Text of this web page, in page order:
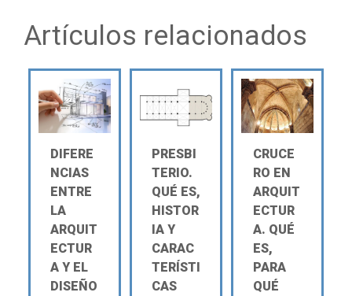
Artículos relacionados
DIFERE
NCIAS
ENTRE
LA
ARQUIT
ECTUR
A Y EL
DISEÑO
PRESBI
TERIO.
QUÉ ES,
HISTOR
IA Y
CARAC
TERÍSTI
CAS
CRUCE
RO EN
ARQUIT
ECTUR
A. QUÉ
ES,
PARA
QUÉ